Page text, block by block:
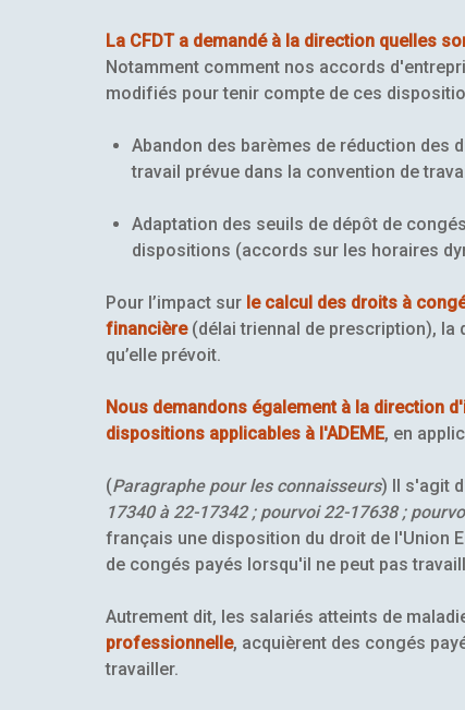
La CFDT a demandé à la direction quelles
Notamment comment nos accords
modifiés pour tenir compte de ces
Abandon des barèmes de réduction des
travail prévue dans la convention de
Adaptation des seuils de dépôt de
dispositions (accords sur les horaires
Pour l’impact sur le calcul des droits à
financière (délai triennal de prescription),
qu’elle prévoit.
Nous demandons également à la direction
dispositions applicables à l'ADEME, en
(Paragraphe pour les connaisseurs) Il s'agit
17340 à 22-17342 ; pourvoi 22-17638 ;
français une disposition du droit de l'Union
de congés payés lorsqu'il ne peut pas
Autrement dit, les salariés atteints de
professionnelle, acquièrent des congés
travailler.